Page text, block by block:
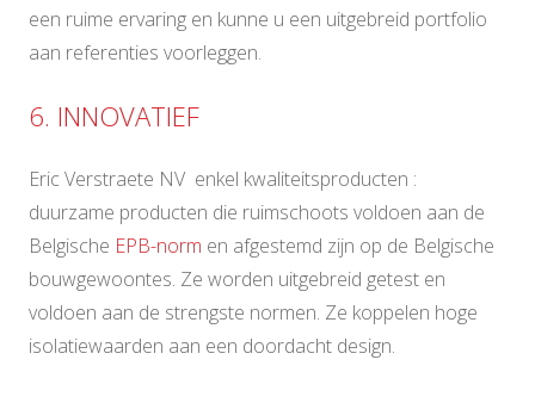
een ruime ervaring en kunne u een uitgebreid portfolio
aan referenties voorleggen.
6. INNOVATIEF
Eric Verstraete NV enkel kwaliteitsproducten :
duurzame producten die ruimschoots voldoen aan de
Belgische EPB-norm en afgestemd zijn op de Belgische
bouwgewoontes. Ze worden uitgebreid getest en
voldoen aan de strengste normen. Ze koppelen hoge
isolatiewaarden aan een doordacht design.